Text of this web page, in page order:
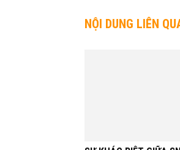
NỘI DUNG LIÊN